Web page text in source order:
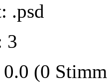
.psd
3
(0